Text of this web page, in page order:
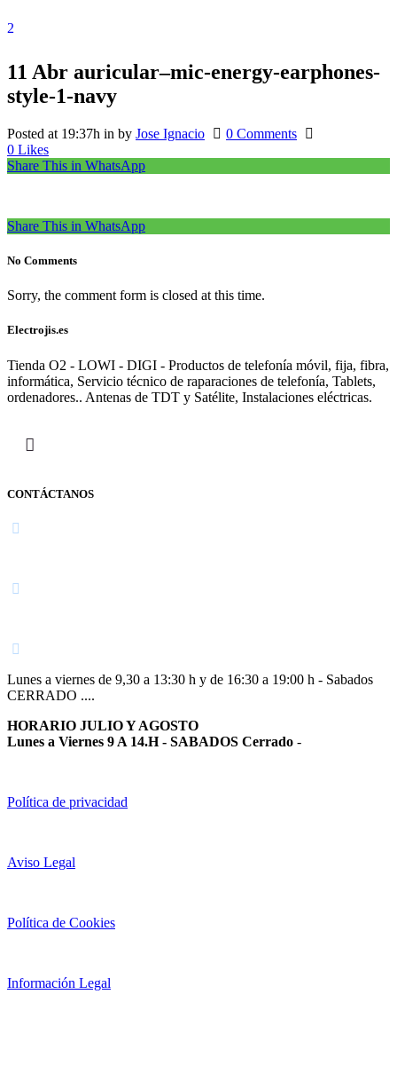
11 Abr auricular–mic-energy-earphones-
style-1-navy
Posted at 19:37h in by Jose Ignacio
0 Comments
0 Likes
Share This in WhatsApp
Share This in WhatsApp
No Comments
Sorry, the comment form is closed at this time.
Electrojis.es
Tienda O2 - LOWI - DIGI - Productos de telefonía móvil, fija, fibra,
informática, Servicio técnico de raparaciones de telefonía, Tablets,
ordenadores.. Antenas de TDT y Satélite, Instalaciones eléctricas.
CONTÁCTANOS
Lunes a viernes de 9,30 a 13:30 h y de 16:30 a 19:00 h - Sabados
CERRADO ....
HORARIO JULIO Y AGOSTO
Lunes a Viernes 9 A 14.H - SABADOS Cerrado -
Política de privacidad
Aviso Legal
Política de Cookies
Información Legal